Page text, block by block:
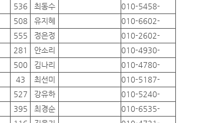
536 최동수
010-5458-
508 유지혜
010-6602-
555 정은정
010-2602-
281 안소리
010-4930-
500 김나리
010-4780-
43 최선미
010-5187-
527 강유하
010-5240-
395 최경순
010-6535-